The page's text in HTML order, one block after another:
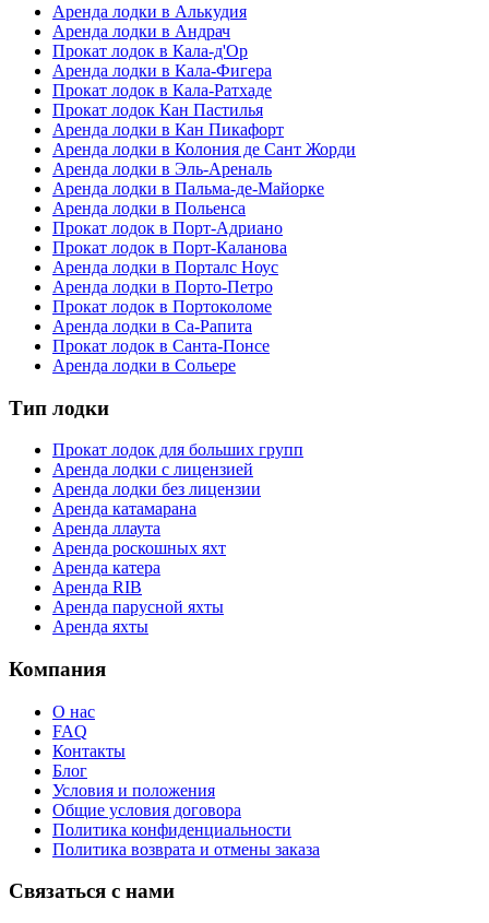
Аренда лодки в Алькудия
Аренда лодки в Андрач
Прокат лодок в Кала-д'Ор
Аренда лодки в Кала-Фигера
Прокат лодок в Кала-Ратхаде
Прокат лодок Кан Пастилья
Аренда лодки в Кан Пикафорт
Аренда лодки в Колония де Сант Жорди
Аренда лодки в Эль-Ареналь
Аренда лодки в Пальма-де-Майорке
Аренда лодки в Польенса
Прокат лодок в Порт-Адриано
Прокат лодок в Порт-Каланова
Аренда лодки в Порталс Ноус
Аренда лодки в Порто-Петро
Прокат лодок в Портоколоме
Аренда лодки в Са-Рапита
Прокат лодок в Санта-Понсе
Аренда лодки в Сольере
Тип лодки
Прокат лодок для больших групп
Аренда лодки с лицензией
Аренда лодки без лицензии
Аренда катамарана
Аренда ллаута
Аренда роскошных яхт
Аренда катера
Аренда RIB
Аренда парусной яхты
Аренда яхты
Компания
О нас
FAQ
Контакты
Блог
Условия и положения
Общие условия договора
Политика конфиденциальности
Политика возврата и отмены заказа
Связаться с нами